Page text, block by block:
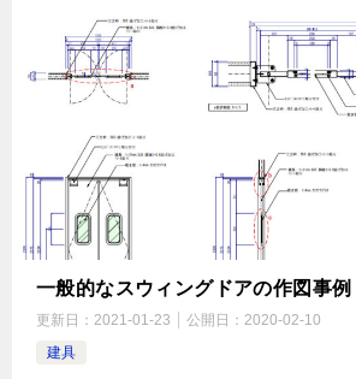
一般的なスウィングドアの作図事例
更新日： 2021-01-23 公開日： 2020-02-10
建具